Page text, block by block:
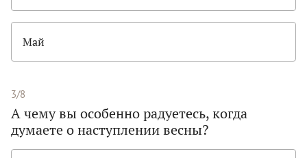
Май
3/8
А чему вы особенно радуетесь, когда
думаете о наступлении весны?